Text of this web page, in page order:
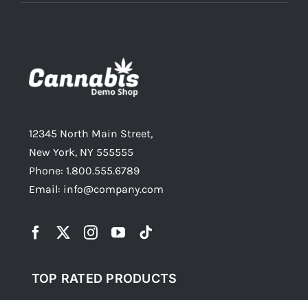
12345 North Main Street,
New York, NY 555555
Phone: 1.800.555.6789
Email: info@company.com
TOP RATED PRODUCTS